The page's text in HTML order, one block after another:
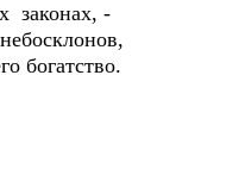
законах, -
богатство.